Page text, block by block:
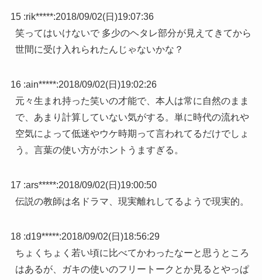
15 :rik*****:2018/09/02(日)19:07:36
笑ってはいけないで 多少のヘタレ部分が見えてきてから
世間に受け入れられたんじゃないかな？
16 :ain*****:2018/09/02(日)19:02:26
元々生まれ持った笑いの才能で、本人は常に自然のまま
で、あまり計算していない気がする。単に時代の流れや
空気によって低迷やウケ時期って言われてるだけでしょ
う。言葉の使い方がホントうますぎる。
17 :ars*****:2018/09/02(日)19:00:50
伝説の教師は名ドラマ、現実離れしてるようで現実的。
18 :d19*****:2018/09/02(日)18:56:29
ちょくちょく若い頃に比べてかわったなーと思うところ
はあるが、ガキの使いのフリートークとか見るとやっぱ